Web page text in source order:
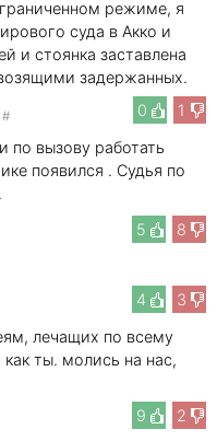
режиме, я
суда в Акко и
и стоянка заставлена
задержанных.
0
1
#
по вызову работать
появился . Судья по
5
8
4
3
лечащих по всему
ты. молись на нас,
9
2